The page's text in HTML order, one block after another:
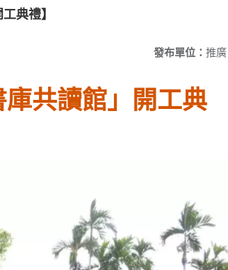
典禮】
發布單位： 推廣
共讀館」開工典